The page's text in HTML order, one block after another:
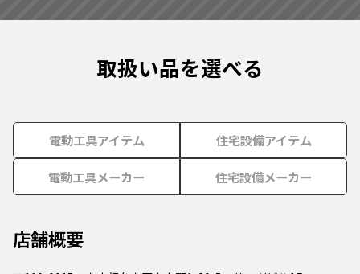
取扱い品を選べる
電動工具アイテム 住宅設備アイテム
電動工具メーカー 住宅設備メーカー
店舗概要